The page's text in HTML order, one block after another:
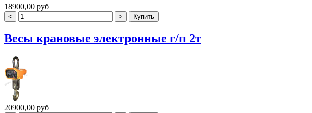
18900,00 руб
Весы крановые электронные г/п 2т
20900,00 руб